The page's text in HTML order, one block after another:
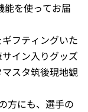
を使ってお届
フティングいた
イン入りグッズ
スタ筑後現地観
方にも、選手の